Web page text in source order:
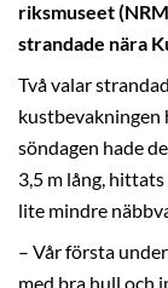
riksmuseet
strandade nära
Två valar
kustbevakningen
söndagen hade
3,5 m lång,
lite mindre
– Vår första
med bra hull och